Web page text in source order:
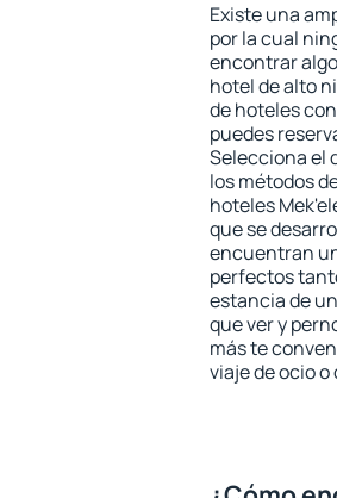
Existe una
por la cual
encontrar
hotel de alto
de hoteles
puedes
Selecciona el
los métodos
hoteles
que se
encuentran
perfectos
estancia de
que ver y
más te
viaje de ocio